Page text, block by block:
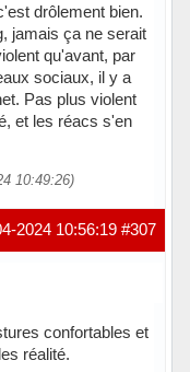
drôlement bien.
jamais ça ne serait
qu'avant, par
sociaux, il y a
Pas plus violent
et les réacs s'en
10:49:26)
#307
2024 10:56:19
confortables et
réalité.